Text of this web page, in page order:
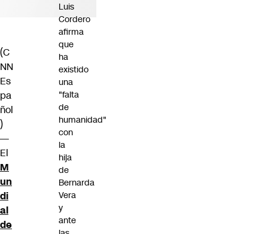
(C
NN
Es
pa
ñol
)
—
El
M
un
di
al
de
Luis
Cordero
afirma
que
ha
existido
una
"falta
de
humanidad"
con
la
hija
de
Bernarda
Vera
y
ante